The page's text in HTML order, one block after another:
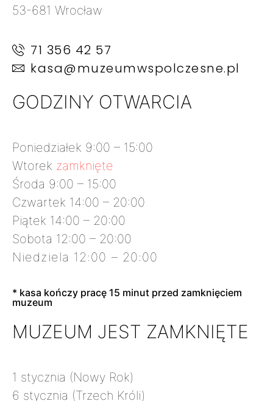
53-681 Wrocław
71 356 42 57
kasa@muzeumwspolczesne.pl
GODZINY OTWARCIA
Poniedziałek 9:00 – 15:00
Wtorek zamknięte
Środa 9:00 – 15:00
Czwartek 14:00 – 20:00
Piątek 14:00 – 20:00
Sobota 12:00 – 20:00
Niedziela 12:00 – 20:00
* kasa kończy pracę 15 minut przed zamknięciem
muzeum
MUZEUM JEST ZAMKNIĘTE
1 stycznia (Nowy Rok)
6 stycznia (Trzech Króli)